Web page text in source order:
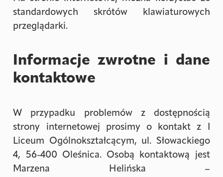
standardowych skrótów klawiaturowych
przeglądarki.
Informacje zwrotne i dane
kontaktowe
W przypadku problemów z dostępnością
strony internetowej prosimy o kontakt z I
Liceum Ogólnokształcącym, ul. Słowackiego
4, 56-400 Oleśnica. Osobą kontaktową jest
Marzena Helińska –